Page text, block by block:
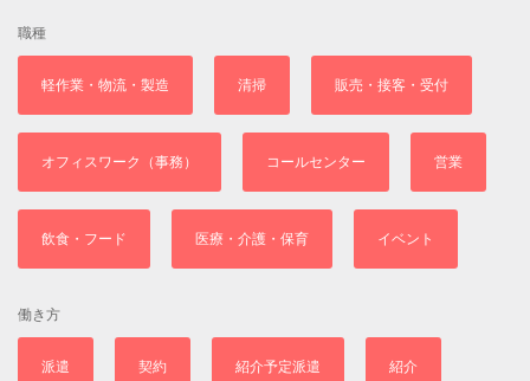
職種
軽作業・物流・製造 清掃 販売・接客・受付
オフィスワーク（事務） コールセンター 営業
飲食・フード 医療・介護・保育 イベント
働き方
派遣 契約 紹介予定派遣 紹介